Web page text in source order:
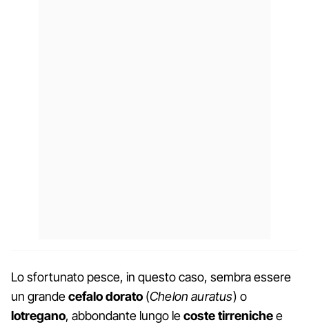
Lo sfortunato pesce, in questo caso, sembra essere
un grandecefalo dorato (Chelon auratus) o
lotregano, abbondante lungo lecoste tirrenichee